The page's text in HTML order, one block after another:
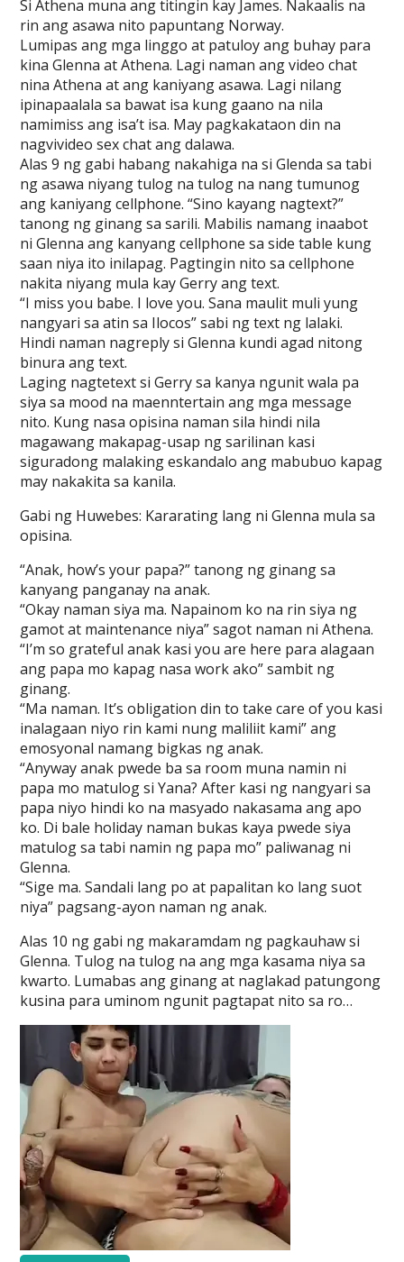
Si Athena muna ang titingin kay James. Nakaalis na
rin ang asawa nito papuntang Norway.
Lumipas ang mga linggo at patuloy ang buhay para
kina Glenna at Athena. Lagi naman ang video chat
nina Athena at ang kaniyang asawa. Lagi nilang
ipinapaalala sa bawat isa kung gaano na nila
namimiss ang isa’t isa. May pagkakataon din na
nagvivideo sex chat ang dalawa.
Alas 9 ng gabi habang nakahiga na si Glenda sa tabi
ng asawa niyang tulog na tulog na nang tumunog
ang kaniyang cellphone. “Sino kayang nagtext?”
tanong ng ginang sa sarili. Mabilis namang inaabot
ni Glenna ang kanyang cellphone sa side table kung
saan niya ito inilapag. Pagtingin nito sa cellphone
nakita niyang mula kay Gerry ang text.
“I miss you babe. I love you. Sana maulit muli yung
nangyari sa atin sa Ilocos” sabi ng text ng lalaki.
Hindi naman nagreply si Glenna kundi agad nitong
binura ang text.
Laging nagtetext si Gerry sa kanya ngunit wala pa
siya sa mood na maenntertain ang mga message
nito. Kung nasa opisina naman sila hindi nila
magawang makapag-usap ng sarilinan kasi
siguradong malaking eskandalo ang mabubuo kapag
may nakakita sa kanila.
Gabi ng Huwebes: Kararating lang ni Glenna mula sa
opisina.
“Anak, how’s your papa?” tanong ng ginang sa
kanyang panganay na anak.
“Okay naman siya ma. Napainom ko na rin siya ng
gamot at maintenance niya” sagot naman ni Athena.
“I’m so grateful anak kasi you are here para alagaan
ang papa mo kapag nasa work ako” sambit ng
ginang.
“Ma naman. It’s obligation din to take care of you kasi
inalagaan niyo rin kami nung maliliit kami” ang
emosyonal namang bigkas ng anak.
“Anyway anak pwede ba sa room muna namin ni
papa mo matulog si Yana? After kasi ng nangyari sa
papa niyo hindi ko na masyado nakasama ang apo
ko. Di bale holiday naman bukas kaya pwede siya
matulog sa tabi namin ng papa mo” paliwanag ni
Glenna.
“Sige ma. Sandali lang po at papalitan ko lang suot
niya” pagsang-ayon naman ng anak.
Alas 10 ng gabi ng makaramdam ng pagkauhaw si
Glenna. Tulog na tulog na ang mga kasama niya sa
kwarto. Lumabas ang ginang at naglakad patungong
kusina para uminom ngunit pagtapat nito sa ro…